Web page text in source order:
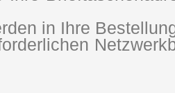
in Ihre